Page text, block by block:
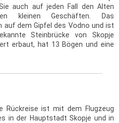
auch auf jeden Fall den Alten
kleinen Geschäften. Das
auf dem Gipfel des Vodno und ist
Steinbrücke von Skopje
erbaut, hat 13 Bögen und eine
Rückreise ist mit dem Flugzeug
in der Hauptstadt Skopje und in